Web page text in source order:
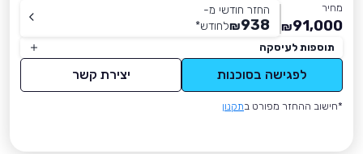
מחיר
91,000
₪
החזר חודשי מ-
938
₪לחודש*
תוספות לעיסקה
לפגישה בסוכנות יצירת קשר
*חישוב ההחזר מפורט בתקנון